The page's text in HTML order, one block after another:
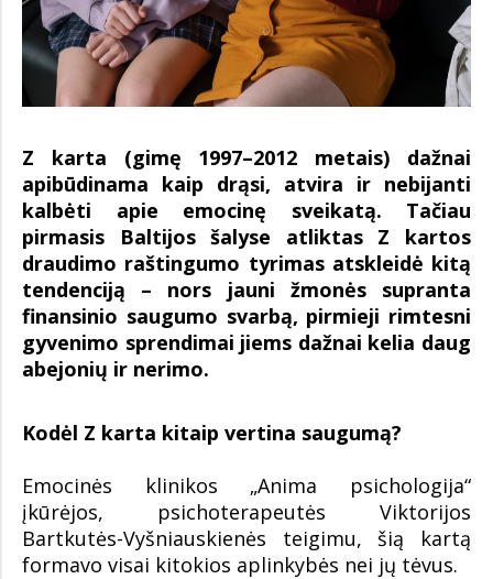
Z karta (gimę 1997–2012 metais) dažnai
apibūdinama kaip drąsi, atvira ir nebijanti
kalbėti apie emocinę sveikatą. Tačiau
pirmasis Baltijos šalyse atliktas Z kartos
draudimo raštingumo tyrimas atskleidė kitą
tendenciją – nors jauni žmonės supranta
finansinio saugumo svarbą, pirmieji rimtesni
gyvenimo sprendimai jiems dažnai kelia daug
abejonių ir nerimo.
Kodėl Z karta kitaip vertina saugumą?
Emocinės klinikos „Anima psichologija“
įkūrėjos, psichoterapeutės Viktorijos
Bartkutės-Vyšniauskienės teigimu, šią kartą
formavo visai kitokios aplinkybės nei jų tėvus.